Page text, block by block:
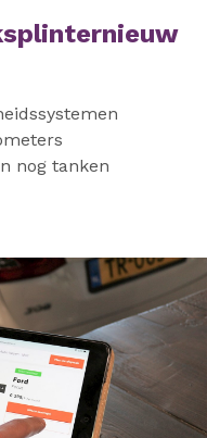
nog tanken